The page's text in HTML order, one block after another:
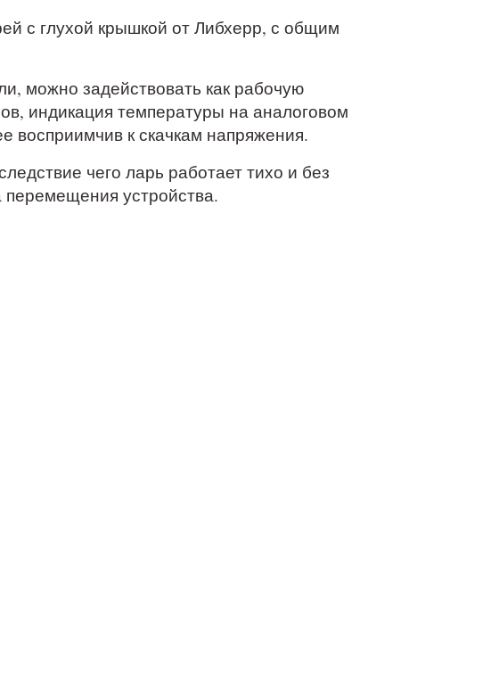
с глухой крышкой от Либхерр, с общим
можно задействовать как рабочую
индикация температуры на аналоговом
восприимчив к скачкам напряжения.
чего ларь работает тихо и без
перемещения устройства.